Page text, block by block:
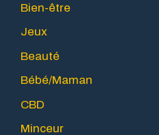
Bien-être
Jeux
Beauté
Bébé/Maman
CBD
Minceur